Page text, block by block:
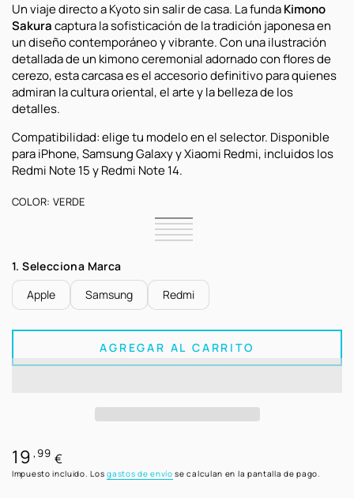
Un viaje directo a Kyoto sin salir de casa. La fundaKimono
Sakuracaptura la sofisticación de la tradición japonesa en
un diseño contemporáneo y vibrante. Con una ilustración
detallada de un kimono ceremonial adornado con flores de
cerezo, esta carcasa es el accesorio definitivo para quienes
admiran la cultura oriental, el arte y la belleza de los
detalles.
Compatibilidad: elige tu modelo en el selector. Disponible
para iPhone, Samsung Galaxy y Xiaomi Redmi, incluidos los
Redmi Note 15 y Redmi Note 14.
COLOR: VERDE
Verde
Variante
agotada
o
Rosa
Nude
Variante
agotada
Rosa
Chicle
Variante
agotada
disponible
Roja
Variante
disponible
Negra
Variante
no
disponible
1. Selecciona Marca
Apple
Samsung Redmi
AGREGAR AL CARRITO
Precio
regular
19 ,99 €
Impuesto incluido. Losgastos de envío se calculan en la pantalla de pago.